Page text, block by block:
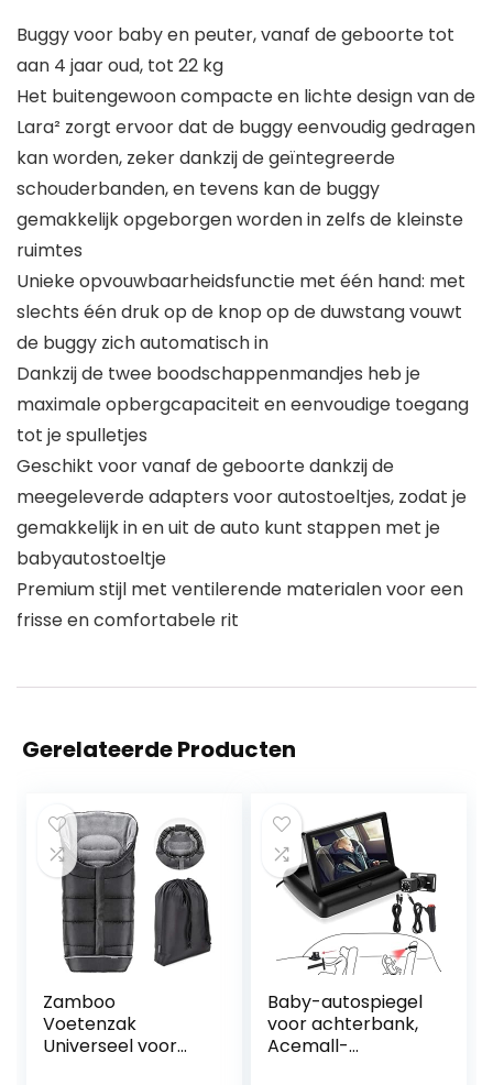
Buggy voor baby en peuter, vanaf de geboorte tot
aan 4 jaar oud, tot 22 kg
Het buitengewoon compacte en lichte design van de
Lara² zorgt ervoor dat de buggy eenvoudig gedragen
kan worden, zeker dankzij de geïntegreerde
schouderbanden, en tevens kan de buggy
gemakkelijk opgeborgen worden in zelfs de kleinste
ruimtes
Unieke opvouwbaarheidsfunctie met één hand: met
slechts één druk op de knop op de duwstang vouwt
de buggy zich automatisch in
Dankzij de twee boodschappenmandjes heb je
maximale opbergcapaciteit en eenvoudige toegang
tot je spulletjes
Geschikt voor vanaf de geboorte dankzij de
meegeleverde adapters voor autostoeltjes, zodat je
gemakkelijk in en uit de auto kunt stappen met je
babyautostoeltje
Premium stijl met ventilerende materialen voor een
frisse en comfortabele rit
Gerelateerde Producten
Zamboo
Voetenzak
Universeel voor
Baby-autospiegel
voor achterbank,
Acemall-